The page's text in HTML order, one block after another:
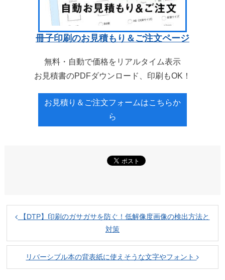
冊子印刷のお見積もり＆ご注文ページ
無料・自動で価格をリアルタイム表示
お見積書のPDFダウンロード、印刷もOK！
お見積り＆ご注文フォームはこちらか
ら
【DTP】印刷のガサガサを防ぐ！低解像度画像の検出方法と
対策
リバーシブル本の背表紙に使えそうな文字やフォント